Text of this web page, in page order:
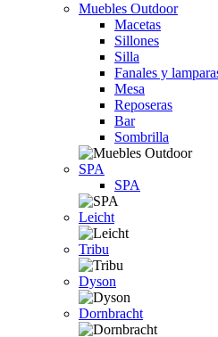
Muebles Outdoor
Macetas
Sillones
Silla
Fanales y
Mesa
Reposeras
Bar
Sombrilla
SPA
SPA
Leicht
Tribu
Dyson
Dornbracht